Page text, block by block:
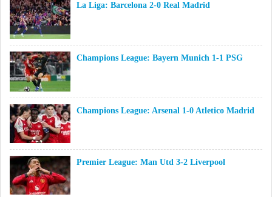
La Liga: Barcelona 2-0 Real Madrid
Champions League: Bayern Munich 1-1 PSG
Champions League: Arsenal 1-0 Atletico Madrid
Premier League: Man Utd 3-2 Liverpool